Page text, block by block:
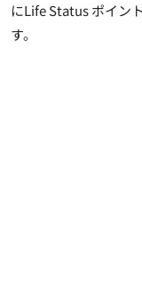
にLife Status ポイン
す。